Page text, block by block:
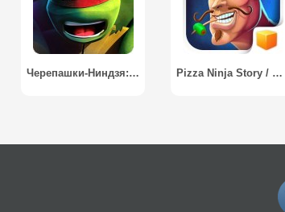
Черепашки-Ниндзя: Легенды / Ninja Turtles: Legends Pizza Ninja Story / Пицца-ниндзя